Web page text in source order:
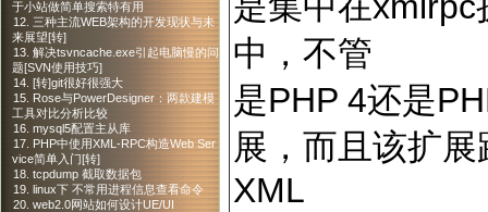
于小站做简单搜索特有用
12. 三种主流WEB架构的开发现状与未
来展望[转]
13. 解决tsvncache.exe引起电脑慢的问
题[SVN使用技巧]
14. [转]git很好很强大
15. Rose与PowerDesigner：两款建模
工具对比分析比较
16. mysql5配置主从库
17. PHP中使用XML-RPC构造Web Ser
vice简单入门[转]
18. tcpdump 截取数据包
19. linux下 不常用进程信息查看命令
20. web2.0网站如何设计UE/UI
中，不管
是PHP 4还是
展，而且该扩
XML